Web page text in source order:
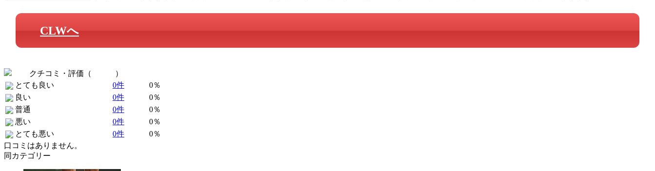
CLWへ
クチコミ・評価（
）
とても良い
0件
0％
良い
0件
0％
普通
0件
0％
悪い
0件
0％
とても悪い
0件
0％
口コミはありません。
同カテゴリー